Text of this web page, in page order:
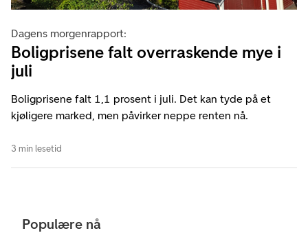
Dagens morgenrapport:
Boligprisene falt overraskende mye i
juli
Boligprisene falt 1,1 prosent i juli. Det kan tyde på et
kjøligere marked, men påvirker neppe renten nå.
3 min lesetid
Populære nå